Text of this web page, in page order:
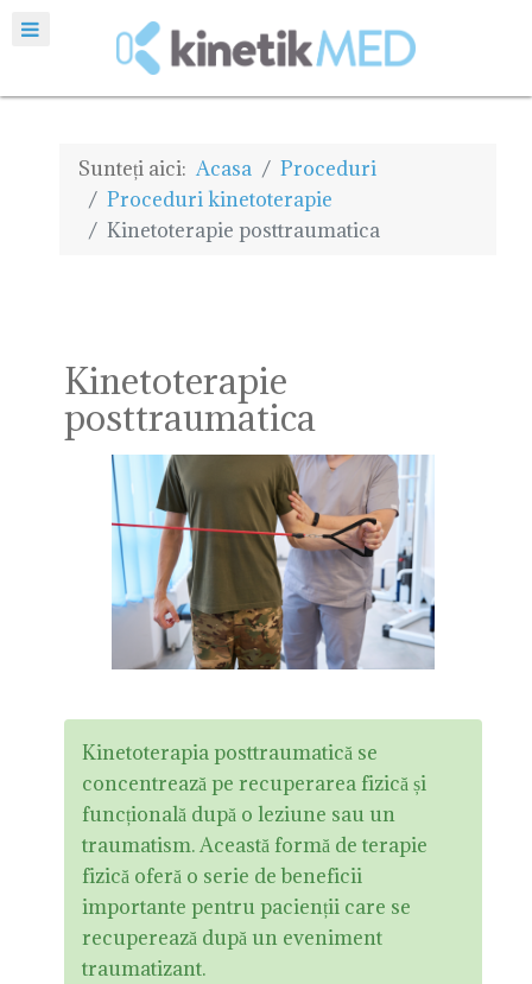
Sunteți aici: Acasa
Proceduri
Proceduri kinetoterapie
Kinetoterapie posttraumatica
Kinetoterapie
posttraumatica
Kinetoterapia posttraumatică se
concentrează pe recuperarea fizică și
funcțională după o leziune sau un
traumatism. Această formă de terapie
fizică oferă o serie de beneficii
importante pentru pacienții care se
recuperează după un eveniment
traumatizant.